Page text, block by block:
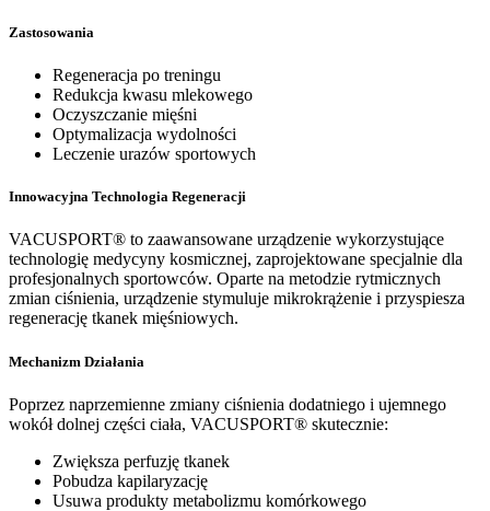
Zastosowania
Regeneracja po treningu
Redukcja kwasu mlekowego
Oczyszczanie mięśni
Optymalizacja wydolności
Leczenie urazów sportowych
Innowacyjna Technologia Regeneracji
VACUSPORT® to zaawansowane urządzenie wykorzystujące
technologię medycyny kosmicznej, zaprojektowane specjalnie dla
profesjonalnych sportowców. Oparte na metodzie rytmicznych
zmian ciśnienia, urządzenie stymuluje mikrokrążenie i przyspiesza
regenerację tkanek mięśniowych.
Mechanizm Działania
Poprzez naprzemienne zmiany ciśnienia dodatniego i ujemnego
wokół dolnej części ciała, VACUSPORT® skutecznie:
Zwiększa perfuzję tkanek
Pobudza kapilaryzację
Usuwa produkty metabolizmu komórkowego